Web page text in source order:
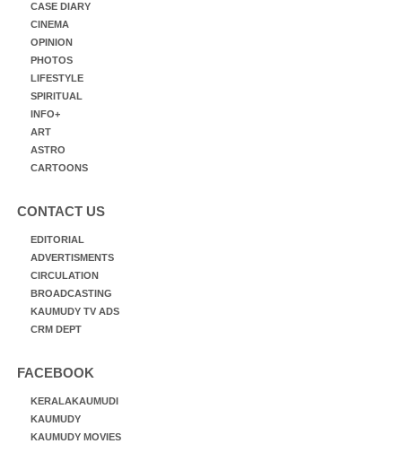
CASE DIARY
CINEMA
OPINION
PHOTOS
LIFESTYLE
SPIRITUAL
INFO+
ART
ASTRO
CARTOONS
CONTACT US
EDITORIAL
ADVERTISMENTS
CIRCULATION
BROADCASTING
KAUMUDY TV ADS
CRM DEPT
FACEBOOK
KERALAKAUMUDI
KAUMUDY
KAUMUDY MOVIES